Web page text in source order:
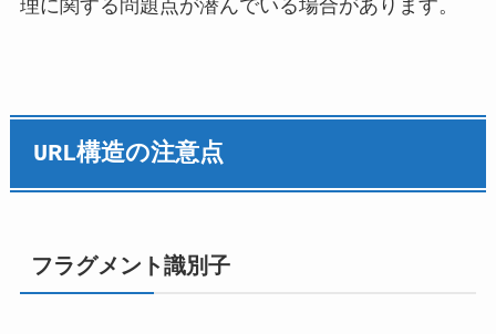
理に関する問題点が潜んでいる場合があります。
URL構造の注意点
フラグメント識別子